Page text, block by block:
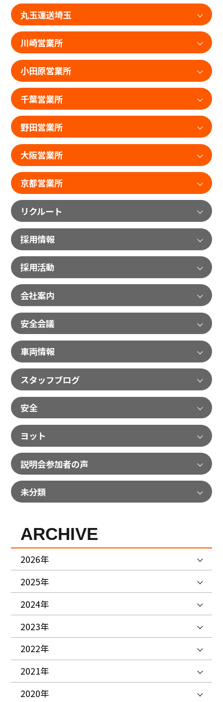
丸玉運送埼玉
川崎営業所
小田原営業所
千葉営業所
野田営業所
大阪営業所
京都営業所
リクルート
採用情報
採用活動
会社案内
安全会議
車両情報
スタッフブログ
安全
ヨット
説明会参加者の声
未分類
ARCHIVE
2026年
2025年
2024年
2023年
2022年
2021年
2020年